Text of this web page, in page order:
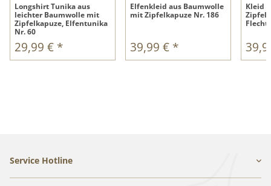
Longshirt Tunika aus
leichter Baumwolle mit
Zipfelkapuze, Elfentunika
Nr. 60
29,99 € *
Elfenkleid aus Baumwolle
mit Zipfelkapuze Nr. 186
39,99 € *
Kleid
Service Hotline